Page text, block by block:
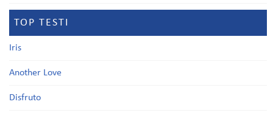
TOP TESTI
Iris
Another Love
Disfruto